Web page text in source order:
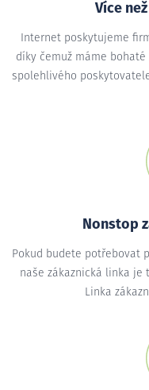
Více
Internet poskytujeme
díky čemuž máme
spolehlivého
Nonstop
Pokud budete potřebovat
naše zákaznická linka je
Linka